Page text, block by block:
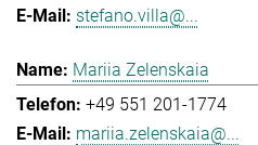
stefano.villa@...
Mariia Zelenskaia
+49 551 201-1774
mariia.zelenskaia@...